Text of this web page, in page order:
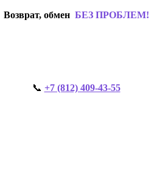
Возврат, обмен БЕЗ ПРОБЛЕМ!
📞 +7 (812) 409-43-55